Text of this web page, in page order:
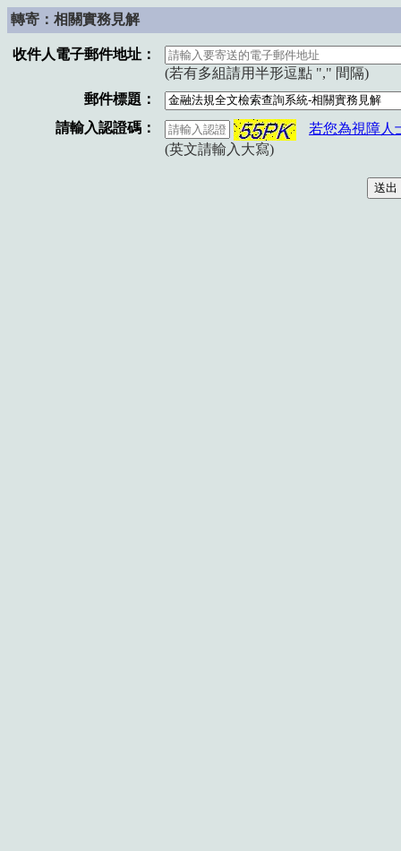
轉寄：相關實務見解
收件人電子郵件地址：
(若有多組請用半形逗點 "," 間隔)
郵件標題：
請輸入認證碼：
若您為視障人
(英文請輸入大寫)